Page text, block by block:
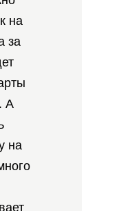
на
за
А
на